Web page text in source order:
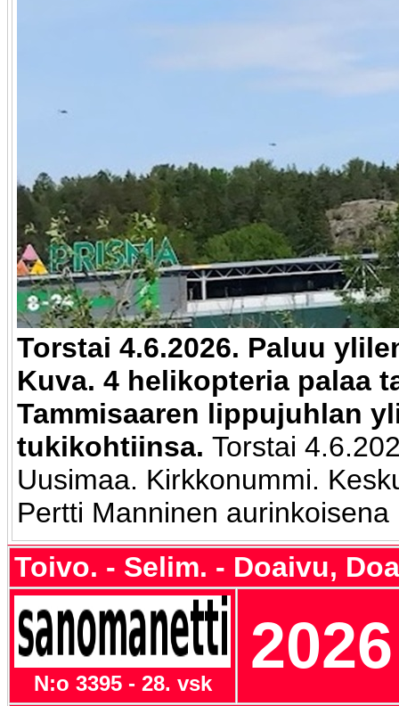
Torstai 4.6.2026. Paluu
Kuva. 4 helikopteria palaa
Tammisaaren lippujuhlan
tukikohtiinsa. Torstai
Uusimaa. Kirkkonummi.
Pertti Manninen aurinkoisena
Toivo. - Selim. - Doaivu,
N:o 3395 - 28. vsk
2026